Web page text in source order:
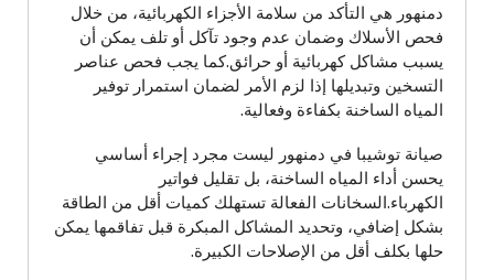
دمنهور هي التأكد من سلامة الأجزاء الكهربائية، من خلال
فحص الأسلاك وضمان عدم وجود تآكل أو تلف يمكن أن
يسبب مشاكل كهربائية أو حرائق.كما يجب فحص عناصر
التسخين وتبديلها إذا لزم الأمر لضمان استمرار توفير
المياه الساخنة بكفاءة وفعالية.
صيانة توشيبا في دمنهور ليست مجرد إجراء أساسي
يحسن أداء المياه الساخنة، بل تقليل فواتير
الكهرباء.السخانات الفعالة تستهلك كميات أقل من الطاقة
بشكل إضافي، وتحديد المشاكل المبكرة قبل تفاقمها يمكن
حلها بكلف أقل من الإصلاحات الكبيرة.